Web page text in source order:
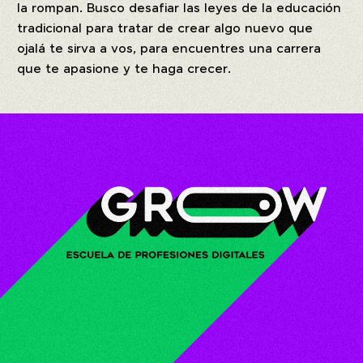
la rompan. Busco desafiar las leyes de la educación
tradicional para tratar de crear algo nuevo que
ojalá te sirva a vos, para encuentres una carrera
que te apasione y te haga crecer.